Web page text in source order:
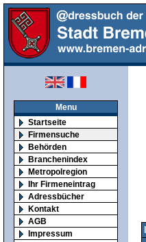
Menu
Startseite
Firmensuche
Behörden
Branchenindex
Metropolregion
Ihr Firmeneintrag
Adressbücher
Kontakt
AGB
Impressum